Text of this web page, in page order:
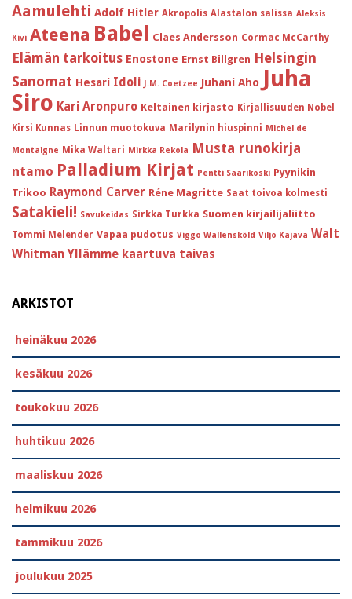
Aamulehti Adolf Hitler Akropolis Alastalon salissa Aleksis
Kivi Ateena Babel Claes Andersson Cormac McCarthy
Elämän tarkoitus Enostone Ernst Billgren Helsingin
Sanomat Hesari Idoli J.M. Coetzee Juhani Aho Juha
Siro Kari Aronpuro Keltainen kirjasto Kirjallisuuden Nobel
Kirsi Kunnas Linnun muotokuva Marilynin hiuspinni Michel de
Montaigne Mika Waltari Mirkka Rekola Musta runokirja
ntamo Palladium Kirjat Pentti Saarikoski Pyynikin
Trikoo Raymond Carver Réne Magritte Saat toivoa kolmesti
Satakieli! Savukeidas Sirkka Turkka Suomen kirjailijaliitto
Tommi Melender Vapaa pudotus Viggo Wallensköld Viljo Kajava Walt
Whitman Yllämme kaartuva taivas
ARKISTOT
heinäkuu 2026
kesäkuu 2026
toukokuu 2026
huhtikuu 2026
maaliskuu 2026
helmikuu 2026
tammikuu 2026
joulukuu 2025